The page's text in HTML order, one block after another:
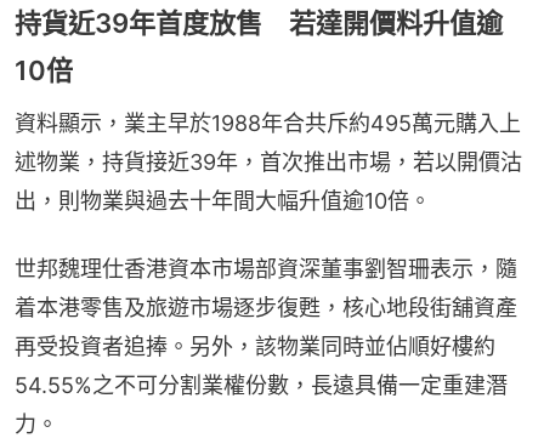
持貨近39年首度放售 若達開價料升值逾
10倍
資料顯示，業主早於1988年合共斥約495萬元購入上
述物業，持貨接近39年，首次推出市場，若以開價沽
出，則物業與過去十年間大幅升值逾10倍。
世邦魏理仕香港資本市場部資深董事劉智珊表示，隨
着本港零售及旅遊市場逐步復甦，核心地段街舖資產
再受投資者追捧。另外，該物業同時並佔順好樓約
54.55%之不可分割業權份數，長遠具備一定重建潛
力。